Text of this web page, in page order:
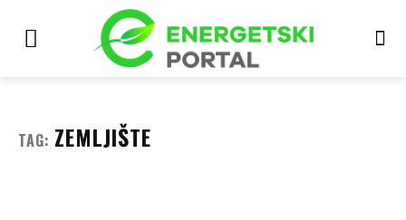
TAG: ZEMLJIŠTE